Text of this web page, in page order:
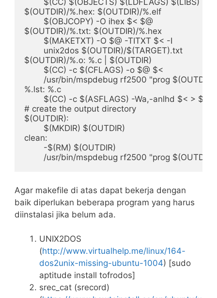
$(OUTDIR)/%.hex: $(OUTDIR)/%.elf
$(OUTDIR)/%.txt: $(OUTDIR)/%.hex
$(OUTDIR)/%.o: %.c | $(OUTDIR)
%.lst: %.c
# create the output directory
$(OUTDIR):
clean:
Agar makefile di atas dapat bekerja dengan
baik diperlukan beberapa program yang harus
diinstalasi jika belum ada.
UNIX2DOS
(http://www.virtualhelp.me/linux/164-
dos2unix-missing-ubuntu-1004) [sudo
aptitude install tofrodos]
srec_cat (srecord)